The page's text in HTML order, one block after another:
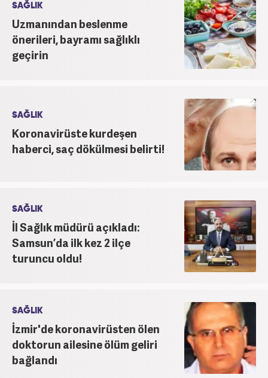
SAĞLIK
Uzmanından beslenme
önerileri, bayramı sağlıklı
geçirin
SAĞLIK
Koronavirüste kurdeşen
haberci, saç dökülmesi belirti!
SAĞLIK
İl Sağlık müdürü açıkladı:
Samsun’da ilk kez 2 ilçe
turuncu oldu!
SAĞLIK
İzmir'de koronavirüsten ölen
doktorun ailesine ölüm geliri
bağlandı